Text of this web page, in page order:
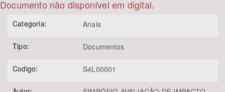
Bioma / Bacia
Tema
Subtema
Documento não disponível em digital.
Categoria: Anais
Tipo: Documentos
Codigo: S4L00001